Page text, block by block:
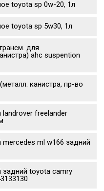
toyota sp 0w-20, 1л
toyota sp 5w30, 1л
для
ahc suspention
канистра, пр-во
freelander
ml w166 задний
задний toyota camry